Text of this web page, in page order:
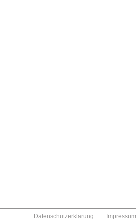
Datenschutzerklärung Impressum